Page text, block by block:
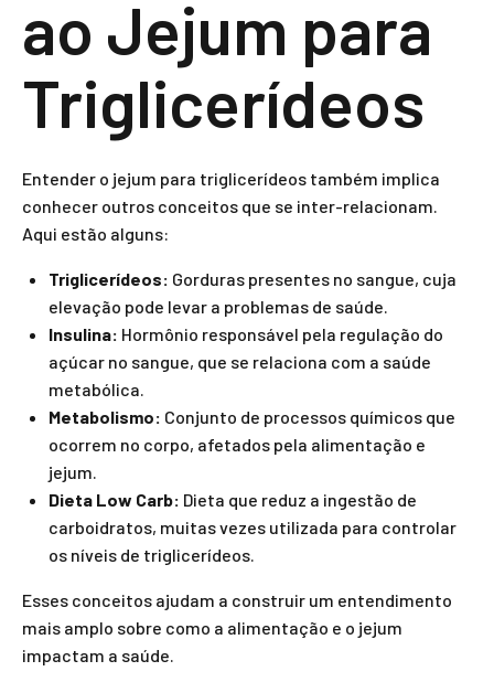
ao Jejum para
Triglicerídeos
Entender o jejum para triglicerídeos também implica
conhecer outros conceitos que se inter-relacionam.
Aqui estão alguns:
Triglicerídeos: Gorduras presentes no sangue, cuja
elevação pode levar a problemas de saúde.
Insulina: Hormônio responsável pela regulação do
açúcar no sangue, que se relaciona com a saúde
metabólica.
Metabolismo: Conjunto de processos químicos que
ocorrem no corpo, afetados pela alimentação e
jejum.
Dieta Low Carb: Dieta que reduz a ingestão de
carboidratos, muitas vezes utilizada para controlar
os níveis de triglicerídeos.
Esses conceitos ajudam a construir um entendimento
mais amplo sobre como a alimentação e o jejum
impactam a saúde.